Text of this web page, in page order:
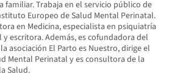
Trabaja en el servicio público de
Europeo de Salud Mental Perinatal.
en Medicina, especialista en psiquiatría
escritora. Además, es cofundadora del
asociación El Parto es Nuestro, dirige el
Mental Perinatal y es consultora de la
Salud.